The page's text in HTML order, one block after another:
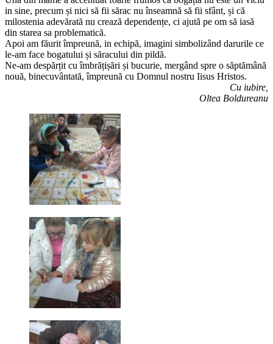
in sine, precum și nici să fii sărac nu înseamnă să fii sfânt, și că
milostenia adevărată nu crează dependențe, ci ajută pe om să iasă
din starea sa problematică.
Apoi am făurit împreună, in echipă, imagini simbolizând darurile ce
le-am face bogatului și săracului din pildă.
Ne-am despărțit cu îmbrățișări și bucurie, mergând spre o săptămână
nouă, binecuvântată, împreună cu Domnul nostru Iisus Hristos.
Cu iubire,
Oltea Boldureanu